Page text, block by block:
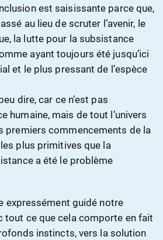
est saisissante parce que,
au lieu de scruter l’avenir, le
la lutte pour la subsistance
ayant toujours été jusqu’ici
et le plus pressant de l’espèce
dire, car ce n’est pas
humaine, mais de tout l’univers
premiers commencements de la
plus primitives que la
a été le problème
expressément guidé notre
tout ce que cela comporte en fait
instincts, vers la solution